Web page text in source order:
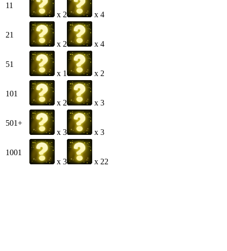
11
x 2
x 4
21
x 2
x 4
51
x 1
x 2
101
x 2
x 3
501+
x 3
x 3
1001
x 3
x 22